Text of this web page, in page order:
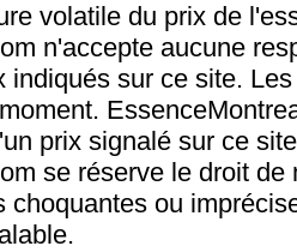
volatile du prix de
n'accepte aucune
indiqués sur ce site.
prix signalé sur ce
se réserve le droit de
choquantes ou